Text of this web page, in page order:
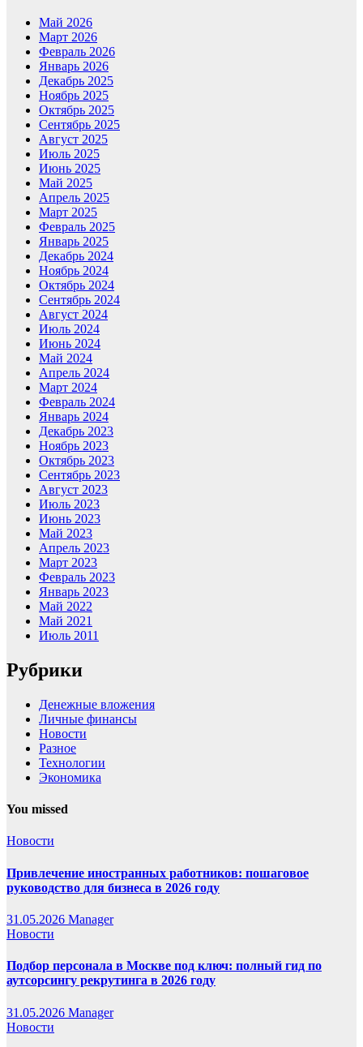
Май 2026
Март 2026
Февраль 2026
Январь 2026
Декабрь 2025
Ноябрь 2025
Октябрь 2025
Сентябрь 2025
Август 2025
Июль 2025
Июнь 2025
Май 2025
Апрель 2025
Март 2025
Февраль 2025
Январь 2025
Декабрь 2024
Ноябрь 2024
Октябрь 2024
Сентябрь 2024
Август 2024
Июль 2024
Июнь 2024
Май 2024
Апрель 2024
Март 2024
Февраль 2024
Январь 2024
Декабрь 2023
Ноябрь 2023
Октябрь 2023
Сентябрь 2023
Август 2023
Июль 2023
Июнь 2023
Май 2023
Апрель 2023
Март 2023
Февраль 2023
Январь 2023
Май 2022
Май 2021
Июль 2011
Рубрики
Денежные вложения
Личные финансы
Новости
Разное
Технологии
Экономика
You missed
Новости
Привлечение иностранных работников: пошаговое
руководство для бизнеса в 2026 году
31.05.2026 Manager
Новости
Подбор персонала в Москве под ключ: полный гид по
аутсорсингу рекрутинга в 2026 году
31.05.2026 Manager
Новости